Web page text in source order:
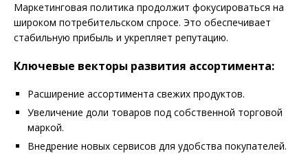
Маркетинговая политика продолжит фокусироваться на
широком потребительском спросе. Это обеспечивает
стабильную прибыль и укрепляет репутацию.
Ключевые векторы развития ассортимента:
Расширение ассортимента свежих продуктов.
Увеличение доли товаров под собственной торговой
маркой.
Внедрение новых сервисов для удобства покупателей.